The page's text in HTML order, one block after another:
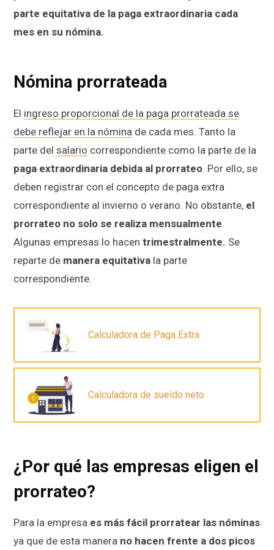
parte equitativa de la paga extraordinaria cada
mes en su nómina.
Nómina prorrateada
El ingreso proporcional de la paga prorrateada se
debe reflejar en la nómina de cada mes. Tanto la
parte del salario correspondiente como la parte de la
paga extraordinaria debida al prorrateo. Por ello, se
deben registrar con el concepto de paga extra
correspondiente al invierno o verano. No obstante, el
prorrateo no solo se realiza mensualmente.
Algunas empresas lo hacen trimestralmente. Se
reparte de manera equitativa la parte
correspondiente.
Calculadora de Paga Extra
Calculadora de sueldo neto
¿Por qué las empresas eligen el
prorrateo?
Para la empresa es más fácil prorratear las nóminas
ya que de esta manera no hacen frente a dos picos